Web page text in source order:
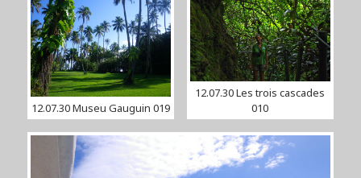
12.07.30 Museu Gauguin 019
12.07.30 Les trois cascades
010